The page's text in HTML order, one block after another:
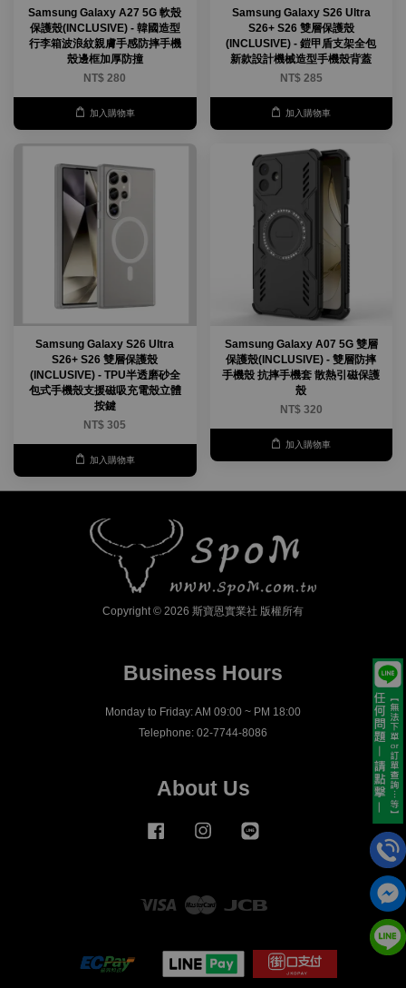
Samsung Galaxy A27 5G 軟殼
保護殼(INCLUSIVE) - 韓國造型
行李箱波浪紋親膚手感防摔手機
殼邊框加厚防撞
NT$ 280
加入購物車
Samsung Galaxy S26 Ultra
S26+ S26 雙層保護殼
(INCLUSIVE) - 鎧甲盾支架全包
新款設計機械造型手機殼背蓋
NT$ 285
加入購物車
Samsung Galaxy S26 Ultra
S26+ S26 雙層保護殼
(INCLUSIVE) - TPU半透磨砂全
包式手機殼支援磁吸充電殼立體
按鍵
NT$ 305
加入購物車
Samsung Galaxy A07 5G 雙層
保護殼(INCLUSIVE) - 雙層防摔
手機殼 抗摔手機套 散熱引磁保護
殼
NT$ 320
加入購物車
Copyright © 2026 斯寶恩實業社 版權所有
Business Hours
Monday to Friday: AM 09:00 ~ PM 18:00
Telephone: 02-7744-8086
About Us
Facebook Instagram
Visa Master